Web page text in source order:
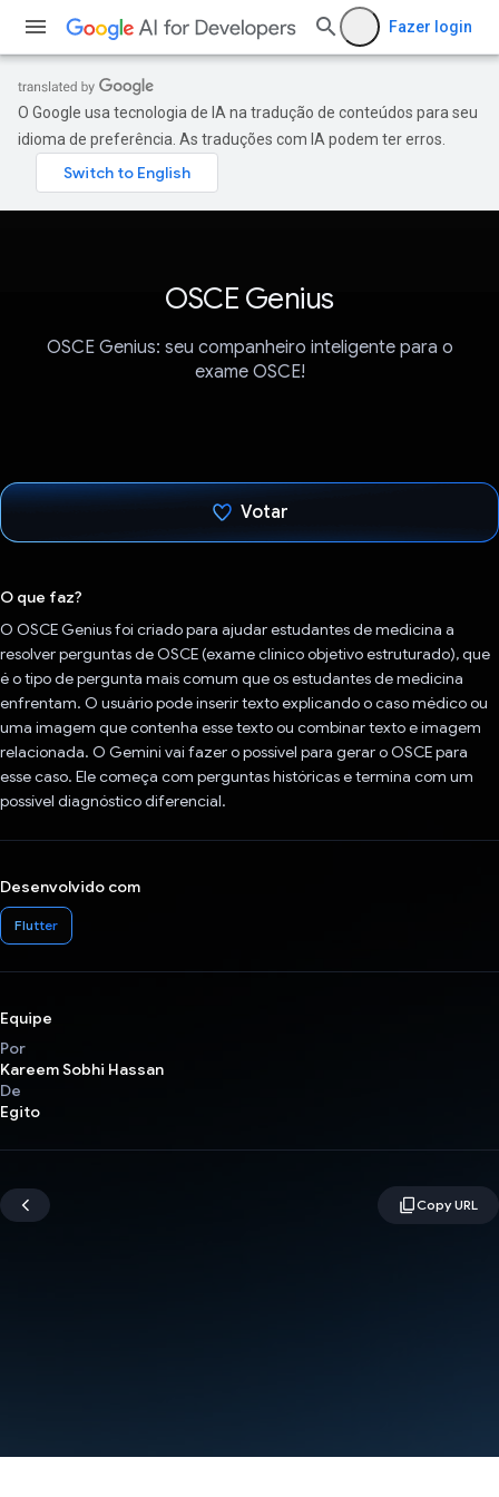
Fazer login
O Google usa tecnologia de IA na tradução de conteúdos para seu
idioma de preferência. As traduções com IA podem ter erros.
OSCE Genius
OSCE Genius: seu companheiro inteligente para o
exame OSCE!
Votar
O que faz?
O OSCE Genius foi criado para ajudar estudantes de medicina a
resolver perguntas de OSCE (exame clínico objetivo estruturado), que
é o tipo de pergunta mais comum que os estudantes de medicina
enfrentam. O usuário pode inserir texto explicando o caso médico ou
uma imagem que contenha esse texto ou combinar texto e imagem
relacionada. O Gemini vai fazer o possível para gerar o OSCE para
esse caso. Ele começa com perguntas históricas e termina com um
possível diagnóstico diferencial.
Desenvolvido com
Flutter
Equipe
Por
Kareem Sobhi Hassan
De
Egito